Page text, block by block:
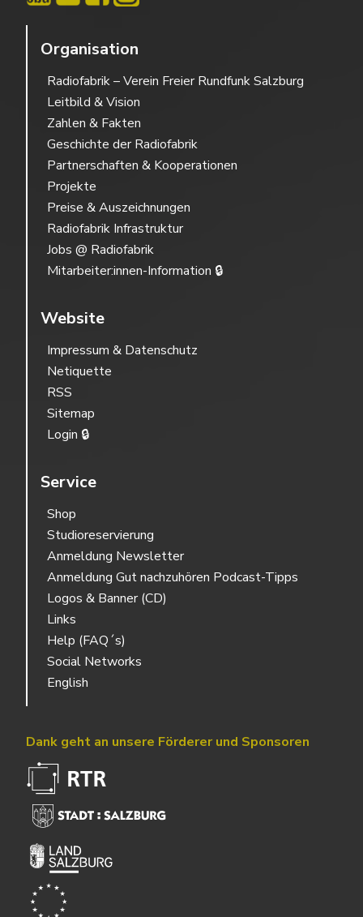
Organisation
Radiofabrik – Verein Freier Rundfunk Salzburg
Leitbild & Vision
Zahlen & Fakten
Geschichte der Radiofabrik
Partnerschaften & Kooperationen
Projekte
Preise & Auszeichnungen
Radiofabrik Infrastruktur
Jobs @ Radiofabrik
Mitarbeiter:innen-Information 🔒
Website
Impressum & Datenschutz
Netiquette
RSS
Sitemap
Login 🔒
Service
Shop
Studioreservierung
Anmeldung Newsletter
Anmeldung Gut nachzuhören Podcast-Tipps
Logos & Banner (CD)
Links
Help (FAQ´s)
Social Networks
English
Dank geht an unsere Förderer und Sponsoren